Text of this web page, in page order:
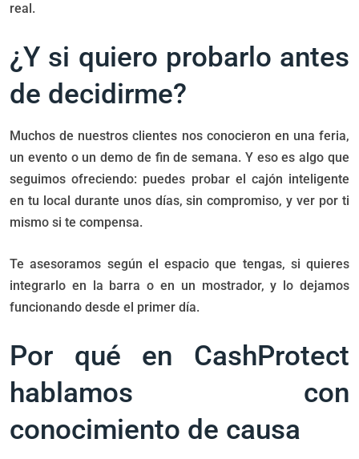
real.
¿Y si quiero probarlo antes
de decidirme?
Muchos de nuestros clientes nos conocieron en una feria,
un evento o un demo de fin de semana. Y eso es algo que
seguimos ofreciendo: puedes probar el cajón inteligente
en tu local durante unos días, sin compromiso, y ver por ti
mismo si te compensa.
Te asesoramos según el espacio que tengas, si quieres
integrarlo en la barra o en un mostrador, y lo dejamos
funcionando desde el primer día.
Por qué en CashProtect
hablamos con
conocimiento de causa